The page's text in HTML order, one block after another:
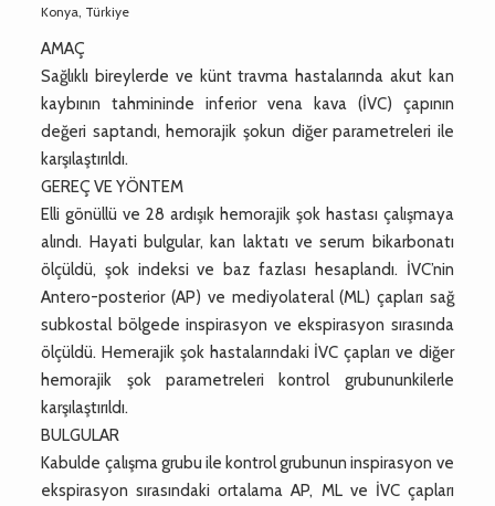
Konya, Türkiye
AMAÇ
Sağlıklı bireylerde ve künt travma hastalarında akut kan
kaybının tahmininde inferior vena kava (İVC) çapının
değeri saptandı, hemorajik şokun diğer parametreleri ile
karşılaştırıldı.
GEREÇ VE YÖNTEM
Elli gönüllü ve 28 ardışık hemorajik şok hastası çalışmaya
alındı. Hayati bulgular, kan laktatı ve serum bikarbonatı
ölçüldü, şok indeksi ve baz fazlası hesaplandı. İVC’nin
Antero-posterior (AP) ve mediyolateral (ML) çapları sağ
subkostal bölgede inspirasyon ve ekspirasyon sırasında
ölçüldü. Hemerajik şok hastalarındaki İVC çapları ve diğer
hemorajik şok parametreleri kontrol grubununkilerle
karşılaştırıldı.
BULGULAR
Kabulde çalışma grubu ile kontrol grubunun inspirasyon ve
ekspirasyon sırasındaki ortalama AP, ML ve İVC çapları